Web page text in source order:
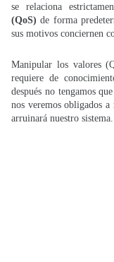
se relaciona
(QoS)de forma
sus motivos conciernen
Manipular los valores
requiere de
después no tengamos
nos veremos obligados a
arruinará nuestro sistema.